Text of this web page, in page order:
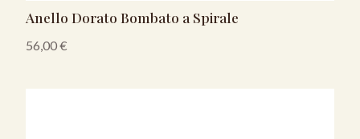
Anello Dorato Bombato a Spirale
56,00€